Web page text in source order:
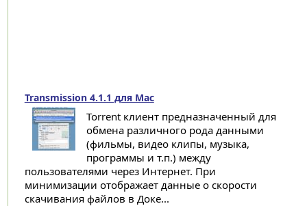
Transmission 4.1.1 для Mac
Torrent клиент предназначенный для
обмена различного рода данными
(фильмы, видео клипы, музыка,
программы и т.п.) между
пользователями через Интернет. При
минимизации отображает данные о скорости
скачивания файлов в Доке...